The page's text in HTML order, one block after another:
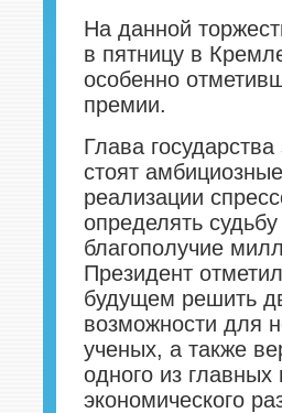
На данной
в пятницу в
особенно
премии.
Глава
стоят
реализации
определять
благополучие
Президент
будущем решить
возможности для
ученых, а также
одного из главных
экономического